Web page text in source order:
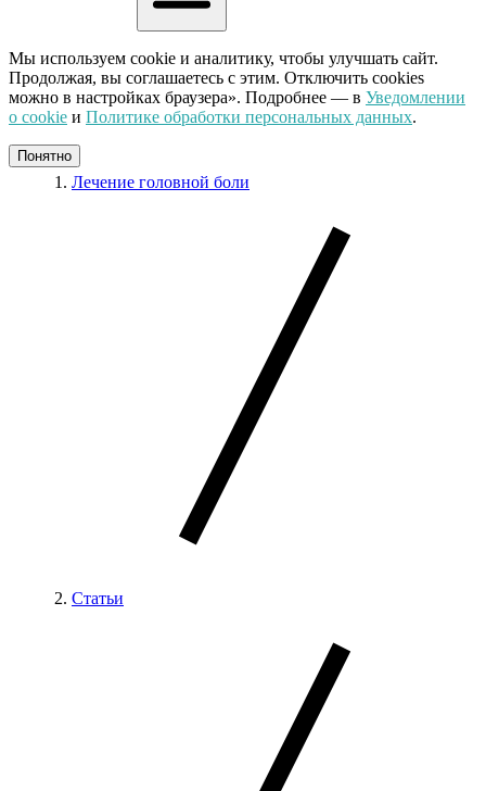
Мы используем cookie и аналитику, чтобы улучшать сайт.
Продолжая, вы соглашаетесь с этим. Отключить cookies
можно в настройках браузера». Подробнее — в Уведомлении
о cookie и Политике обработки персональных данных.
Понятно
Лечение головной боли
Статьи